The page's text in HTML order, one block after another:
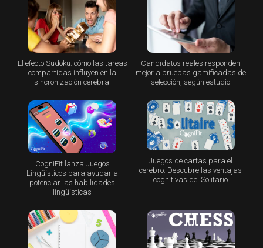
El efecto Sudoku: cómo las tareas
compartidas influyen en la
sincronización cerebral
Candidatos reales responden
mejor a pruebas gamificadas de
selección, según estudio
CogniFit lanza Juegos
Lingüísticos para ayudar a
potenciar las habilidades
lingüísticas
Juegos de cartas para el
cerebro: Descubre las ventajas
cognitivas del Solitario